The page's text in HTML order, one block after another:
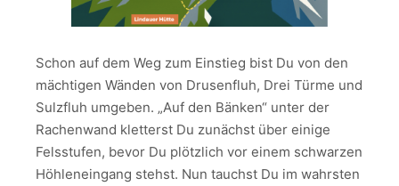
Schon auf dem Weg zum Einstieg bist Du von den
mächtigen Wänden von Drusenfluh, Drei Türme und
Sulzfluh umgeben. „Auf den Bänken“ unter der
Rachenwand kletterst Du zunächst über einige
Felsstufen, bevor Du plötzlich vor einem schwarzen
Höhleneingang stehst. Nun tauchst Du im wahrsten